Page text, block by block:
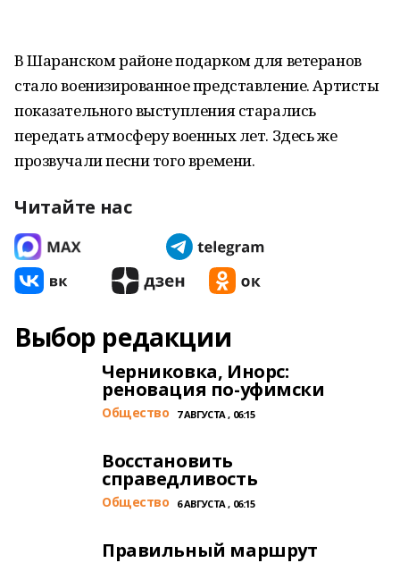
В Шаранском районе подарком для ветеранов
стало военизированное представление. Артисты
показательного выступления старались
передать атмосферу военных лет. Здесь же
прозвучали песни того времени.
Читайте нас
Выбор редакции
Черниковка, Инорс:
реновация по-уфимски
Общество 7 АВГУСТА , 06:15
Восстановить
справедливость
Общество 6 АВГУСТА , 06:15
Правильный маршрут